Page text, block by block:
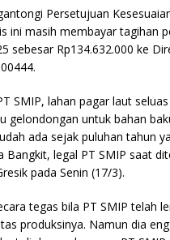
Persetujuan
ini masih membayar tagihan
sebesar Rp134.632.000 ke
SMIP, lahan pagar laut
gelondongan untuk bahan
ada sejak puluhan tahun
Bangkit, legal PT SMIP saat
pada Senin (17/3).
tegas bila PT SMIP telah
produksinya. Namun dia